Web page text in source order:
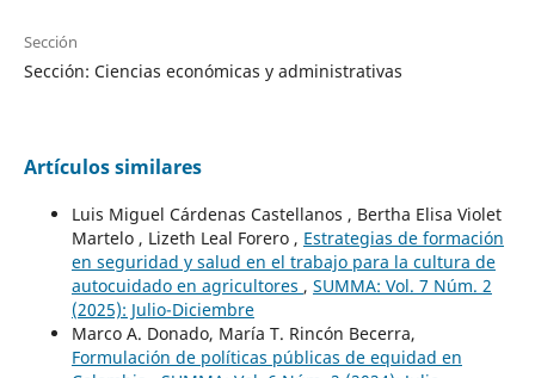
Sección
Sección: Ciencias económicas y administrativas
Artículos similares
Luis Miguel Cárdenas Castellanos , Bertha Elisa Violet
Martelo , Lizeth Leal Forero , Estrategias de formación
en seguridad y salud en el trabajo para la cultura de
autocuidado en agricultores , SUMMA: Vol. 7 Núm. 2
(2025): Julio-Diciembre
Marco A. Donado, María T. Rincón Becerra,
Formulación de políticas públicas de equidad en